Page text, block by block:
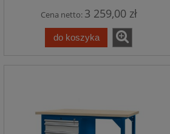
Cena netto: 3 259,00 zł
do koszyka